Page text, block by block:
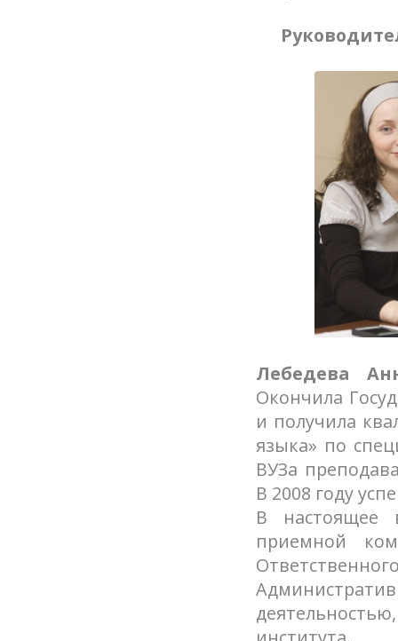
Лебедева
Окончила
и получила
языка» по
ВУЗа
В 2008 году
В настоящее
приемной